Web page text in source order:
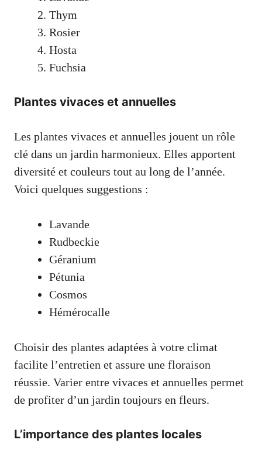
Thym
Rosier
Hosta
Fuchsia
Plantes vivaces et annuelles
Les plantes vivaces et annuelles jouent un rôle
clé dans un jardin harmonieux. Elles apportent
diversité et couleurs tout au long de l’année.
Voici quelques suggestions :
Lavande
Rudbeckie
Géranium
Pétunia
Cosmos
Hémérocalle
Choisir des plantes adaptées à votre climat
facilite l’entretien et assure une floraison
réussie. Varier entre vivaces et annuelles permet
de profiter d’un jardin toujours en fleurs.
L’importance des plantes locales